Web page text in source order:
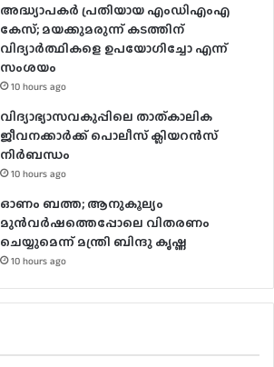
അദ്ധ്യാപകർ പ്രതിയായ എംഡിഎംഎ
കേസ്; മയക്കുമരുന്ന് കടത്തിന്
വിദ്യാർത്ഥികളെ ഉപയോ​ഗിച്ചോ എന്ന്
സംശയം
10 hours ago
വിദ്യാഭ്യാസവകുപ്പിലെ താത്കാലിക
ജീവനക്കാർക്ക് പൊലീസ് ക്ലിയറൻസ്
നിർബന്ധം
10 hours ago
ഓണം ബത്ത; ആനുകൂല്യം
മുൻവർഷത്തെപ്പോലെ വിതരണം
ചെയ്യുമെന്ന് മന്ത്രി ബിന്ദു കൃഷ്ണ
10 hours ago